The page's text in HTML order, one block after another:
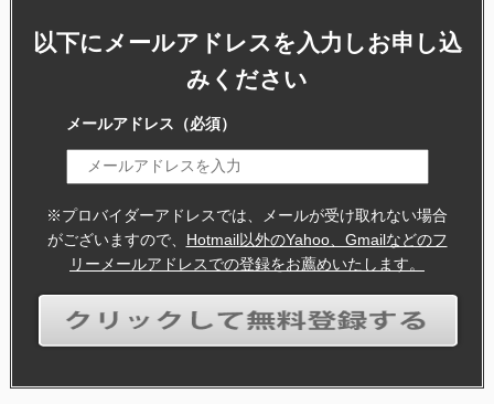
以下にメールアドレスを入力しお申し込
みください
メールアドレス （必須）
※プロバイダーアドレスでは、メールが受け取れない場合
がございますので、 Hotmail以外のYahoo、Gmailなどのフ
リーメールアドレスでの登録をお薦めいたします。